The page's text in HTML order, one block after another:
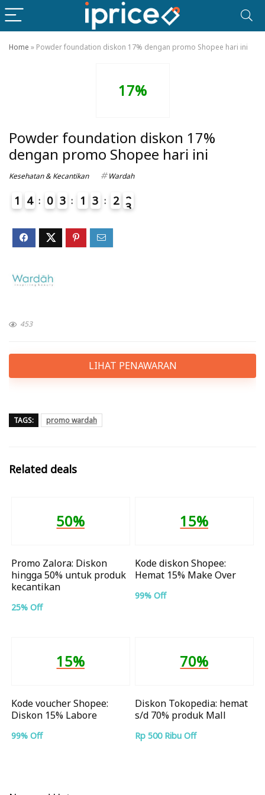
Home » Powder foundation diskon 17% dengan promo Shopee hari ini
17%
Powder foundation diskon 17%
dengan promo Shopee hari ini
Kesehatan & Kecantikan Wardah
1 4 0 3 1 3 2 2
3
453
LIHAT PENAWARAN
TAGS: promo wardah
Related deals
50%
Promo Zalora: Diskon
hingga 50% untuk produk
kecantikan
25% Off
15%
Kode diskon Shopee:
Hemat 15% Make Over
99% Off
15%
Kode voucher Shopee:
Diskon 15% Labore
99% Off
70%
Diskon Tokopedia: hemat
s/d 70% produk Mall
Rp 500 Ribu Off